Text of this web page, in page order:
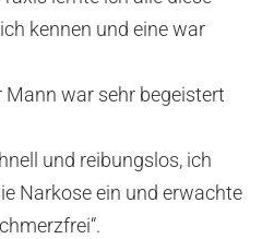
kennen und eine war
war sehr begeistert
und reibungslos, ich
Narkose ein und erwachte